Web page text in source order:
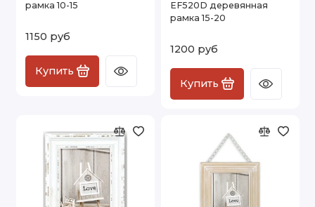
рамка 10-15
1150 руб
Купить
EF520D деревянная
рамка 15-20
1200 руб
Купить